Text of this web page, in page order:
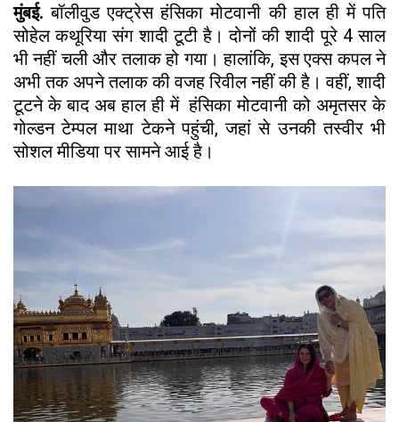
मुंबई.बॉलीवुड एक्ट्रेस हंसिका मोटवानी की हाल ही में पति
सोहेल कथूरिया संग शादी टूटी है। दोनों की शादी पूरे 4 साल
भी नहीं चली और तलाक हो गया। हालांकि, इस एक्स कपल ने
अभी तक अपने तलाक की वजह रिवील नहीं की है। वहीं, शादी
टूटने के बाद अब हाल ही में हंसिका मोटवानी को अमृतसर के
गोल्डन टेम्पल माथा टेकने पहुंची, जहां से उनकी तस्वीर भी
सोशल मीडिया पर सामने आई है।